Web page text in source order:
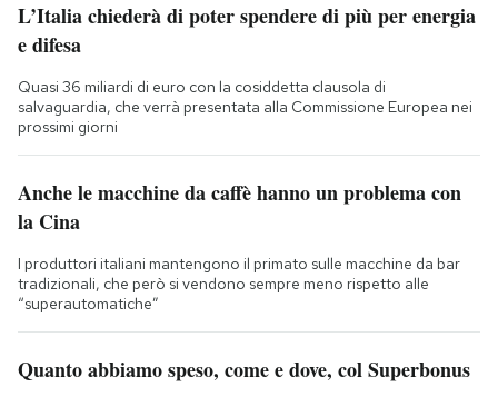
L’Italia chiederà di poter spendere di più per energia
e difesa
Quasi 36 miliardi di euro con la cosiddetta clausola di
salvaguardia, che verrà presentata alla Commissione Europea nei
prossimi giorni
Anche le macchine da caffè hanno un problema con
la Cina
I produttori italiani mantengono il primato sulle macchine da bar
tradizionali, che però si vendono sempre meno rispetto alle
“superautomatiche”
Quanto abbiamo speso, come e dove, col Superbonus